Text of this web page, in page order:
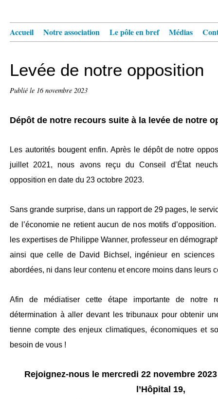
Accueil Notre association Le pôle en bref Médias
Levée de notre opposition
Publié le 16 novembre 2023
Dépôt de notre recours suite à la levée de notre
Les autorités bougent enfin. Après le dépôt de notre
juillet 2021, nous avons reçu du Conseil d’État
opposition en date du 23 octobre 2023.
Sans grande surprise, dans un rapport de 29 pages, le
de l’économie ne retient aucun de nos motifs
les expertises de Philippe Wanner, professeur en
ainsi que celle de David Bichsel, ingénieur en
abordées, ni dans leur contenu et encore moins dans leurs
Afin de médiatiser cette étape importante de notre
détermination à aller devant les tribunaux pour obtenir
tienne compte des enjeux climatiques, économiques et
besoin de vous !
Rejoignez-nous le mercredi 22 novembre
l’Hôpital 19,